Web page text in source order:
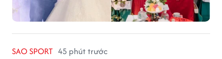
SAO SPORT 45 phút trước